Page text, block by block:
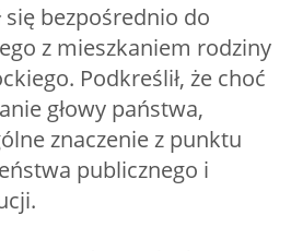
się bezpośrednio do
z mieszkaniem rodziny
Podkreślił, że choć
głowy państwa,
znaczenie z punktu
publicznego i